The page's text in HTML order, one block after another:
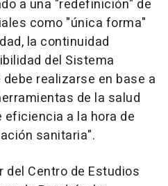
a una "redefinición" de
como "única forma"
la continuidad
del Sistema
realizarse en base a
de la salud
a la hora de
sanitaria".
del Centro de Estudios